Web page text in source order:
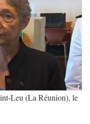
Leu (La Réunion), le